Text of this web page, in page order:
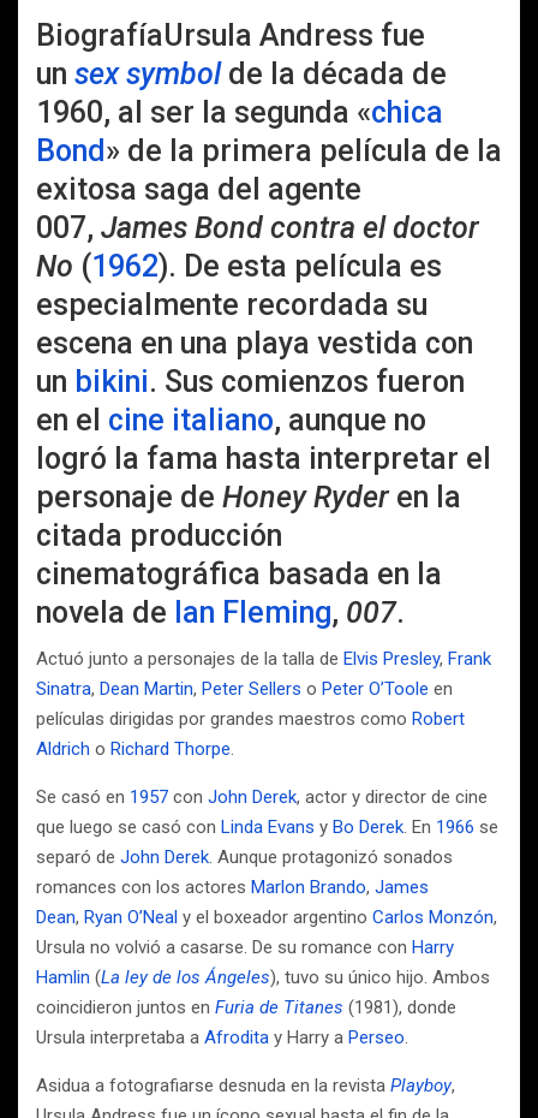
BiografíaUrsula Andress fue
un sex symbolde la década de
1960, al ser la segunda «chica
Bond» de la primera película de la
exitosa saga del agente
007, James Bond contra el doctor
No (1962). De esta película es
especialmente recordada su
escena en una playa vestida con
un bikini. Sus comienzos fueron
en el cine italiano, aunque no
logró la fama hasta interpretar el
personaje de Honey Ryderen la
citada producción
cinematográfica basada en la
novela de Ian Fleming, 007.
Actuó junto a personajes de la talla de Elvis Presley, Frank
Sinatra, Dean Martin, Peter Sellers o Peter O’Toole en
películas dirigidas por grandes maestros como Robert
Aldrich o Richard Thorpe.
Se casó en 1957 con John Derek, actor y director de cine
que luego se casó con Linda Evans y Bo Derek. En 1966 se
separó de John Derek. Aunque protagonizó sonados
romances con los actores Marlon Brando, James
Dean, Ryan O’Neal y el boxeador argentino Carlos Monzón,
Ursula no volvió a casarse. De su romance con Harry
Hamlin (La ley de los Ángeles), tuvo su único hijo. Ambos
coincidieron juntos en Furia de Titanes (1981), donde
Ursula interpretaba a Afrodita y Harry a Perseo.
Asidua a fotografiarse desnuda en la revista Playboy,